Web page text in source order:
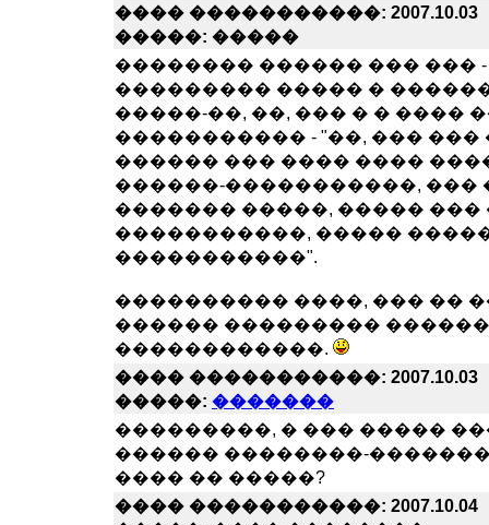
���� �����������: 2007.10.03
�����: �����
�������� ������ ��� ���
��������� ����� �
�����-��, ��, ��� � � ����
����������� - "��, ���
������ ��� ���� ����
������-�����������, ���
������� �����, ����� ���
�����������, �����
�����������".
���������� ����, ��� ��
������ ���������
������������.
���� �����������: 2007.10.03
�����: �������
���������, � ��� �����
������ ��������-
���� �� �����?
���� �����������: 2007.10.04